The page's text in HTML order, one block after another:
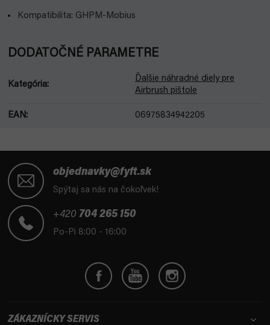
Kompatibilita: GHPM-Mobius
DODATOČNÉ PARAMETRE
Kategória:
Ďalšie náhradné diely pre
Airbrush pištole
EAN: 06975834942205
objednavky@fyft.sk
Spýtaj sa nás na čokoľvek!
+420 704 265 150
Po-Pi 8:00 - 16:00
ZÁKAZNÍCKY SERVIS